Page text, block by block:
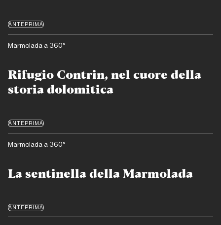
ANTEPRIMA
Rifugio Contrin, nel cuore della
storia dolomitica
Marmolada a 360°
ANTEPRIMA
La sentinella della Marmolada
Marmolada a 360°
ANTEPRIMA